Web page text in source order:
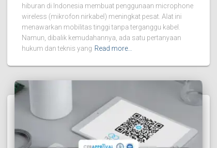
hiburan di Indonesia membuat penggunaan microphone
wireless (mikrofon nirkabel) meningkat pesat. Alat ini
menawarkan mobilitas tinggi tanpa terganggu kabel.
Namun, dibalik kemudahannya, ada satu pertanyaan
hukum dan teknis yang Read more…